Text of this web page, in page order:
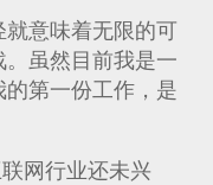
意味着无限的可
虽然目前我是一
第一份工作，是
网行业还未兴